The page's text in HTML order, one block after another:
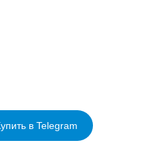
в Telegram